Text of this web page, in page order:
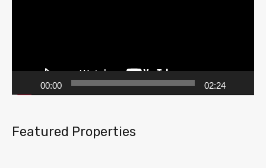
00:00 02:24
Featured Properties